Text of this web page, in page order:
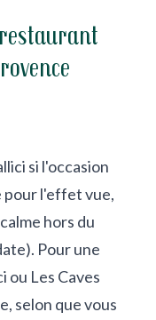
si l'occasion
l'effet vue,
hors du
Pour une
ou Les Caves
selon que vous